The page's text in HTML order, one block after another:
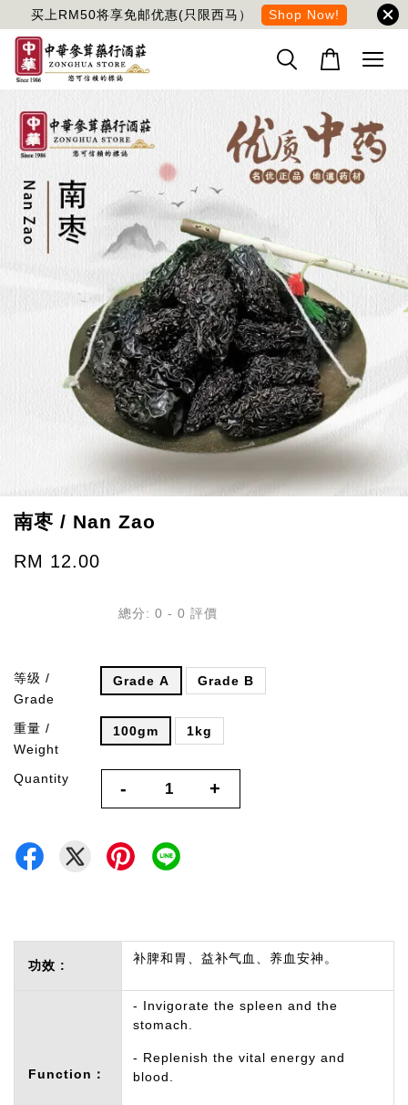
买上RM50将享免邮优惠(只限西马） Shop Now!
南枣 / Nan Zao
RM 12.00
總分: 0 - 0 評價
等级 /
Grade
Grade A Grade B
重量 /
Weight
100gm 1kg
Quantity - +
功效 : 补脾和胃、益补气血、养血安神。
Function：
- Invigorate the spleen and the
stomach.
- Replenish the vital energy and
blood.